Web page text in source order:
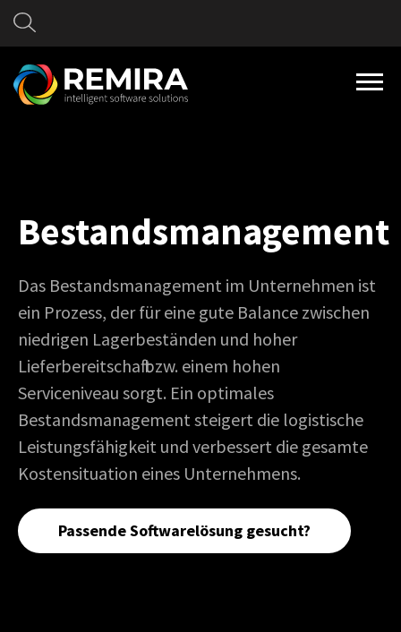
Bestandsmanagement
Das Bestandsmanagement im Unternehmen ist
ein Prozess, der für eine gute Balance zwischen
niedrigen Lagerbeständen und hoher
Lieferbereitschaft bzw. einem hohen
Serviceniveau sorgt. Ein optimales
Bestandsmanagement steigert die logistische
Leistungsfähigkeit und verbessert die gesamte
Kostensituation eines Unternehmens.
Passende Softwarelösung gesucht?